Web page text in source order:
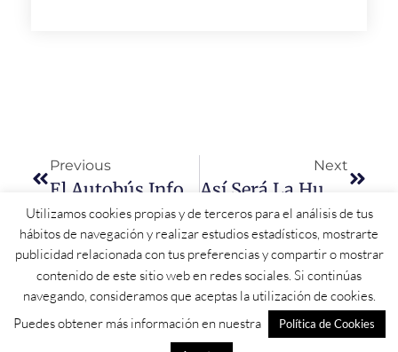
Previous Next
Utilizamos cookies propias y de terceros para el análisis de tus
hábitos de navegación y realizar estudios estadísticos, mostrarte
publicidad relacionada con tus preferencias y compartir o mostrar
contenido de este sitio web en redes sociales. Si continúas
navegando, consideramos que aceptas la utilización de cookies.
Puedes obtener más información en nuestra
Política de Cookies